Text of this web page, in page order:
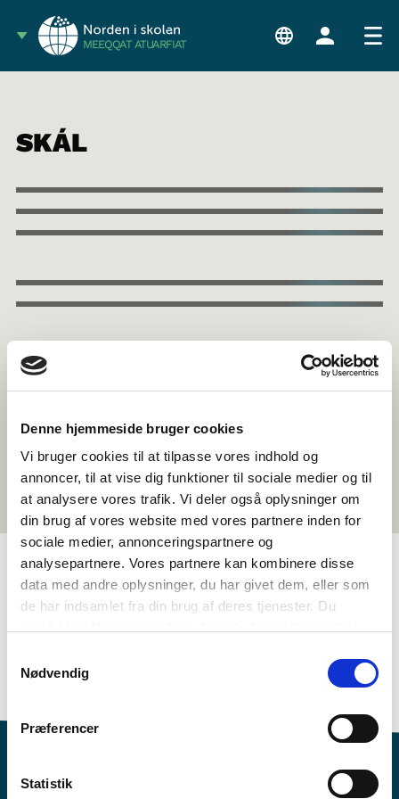
Denne hjemmeside bruger cookies
Vi bruger cookies til at tilpasse vores indhold og
annoncer, til at vise dig funktioner til sociale medier og til
at analysere vores trafik. Vi deler også oplysninger om
din brug af vores website med vores partnere inden for
sociale medier, annonceringspartnere og
analysepartnere. Vores partnere kan kombinere disse
data med andre oplysninger, du har givet dem, eller som
de har indsamlet fra din brug af deres tjenester. Du
Nødvendig
Præferencer
Statistik
MEEQQAT ATUARFIAT
TAGS
Savalimmiormiusut
SKÁL